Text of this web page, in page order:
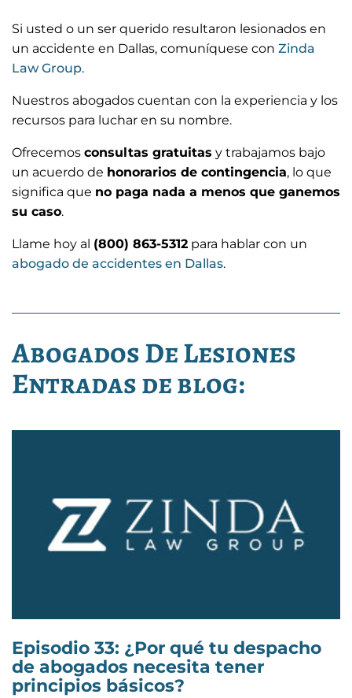
Si usted o un ser querido resultaron lesionados en
un accidente en Dallas, comuníquese con Zinda
Law Group.
Nuestros abogados cuentan con la experiencia y los
recursos para luchar en su nombre.
Ofrecemos consultas gratuitas y trabajamos bajo
un acuerdo de honorarios de contingencia, lo que
significa que no paga nada a menos que ganemos
su caso.
Llame hoy al (800) 863-5312 para hablar con un
abogado de accidentes en Dallas.
Abogados De Lesiones
Entradas de blog:
Episodio 33: ¿Por qué tu despacho
de abogados necesita tener
principios básicos?